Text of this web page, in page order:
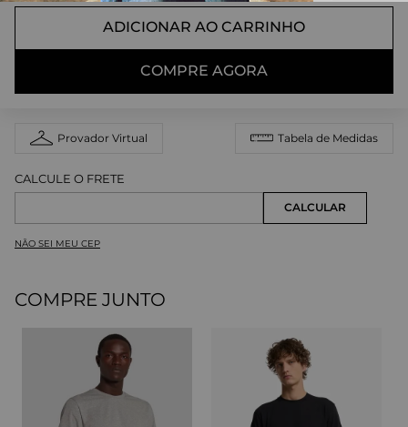
ADICIONAR AO CARRINHO
COMPRE AGORA
Provador Virtual Tabela de Medidas
NÃO SEI MEU CEP
COMPRE JUNTO